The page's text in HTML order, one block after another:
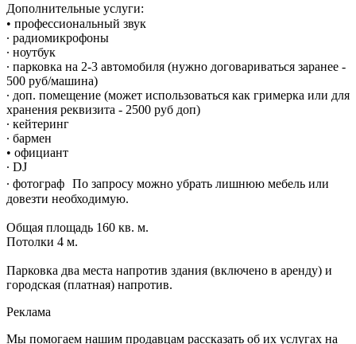
Дополнительные услуги:
• профессиональный звук
∙ радиомикрофоны
∙ ноутбук
∙ парковка на 2-3 автомобиля (нужно договариваться заранее -
500 руб/машина)
∙ доп. помещение (может использоваться как гримерка или для
хранения реквизита - 2500 руб доп)
∙ кейтеринг
∙ бармен
• официант
∙ DJ
∙ фотограф По запросу можно убрать лишнюю мебель или
довезти необходимую.
Общая площадь 160 кв. м.
Потолки 4 м.
Парковка два места напротив здания (включено в аренду) и
городская (платная) напротив.
Реклама
Мы помогаем нашим продавцам рассказать об их услугах на